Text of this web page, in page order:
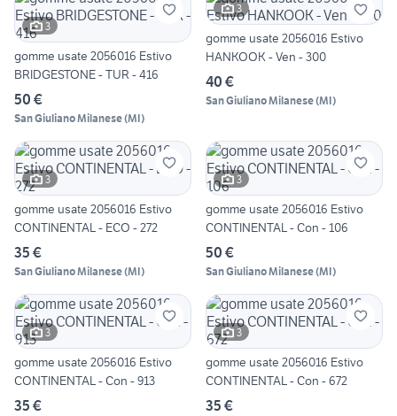
3
gomme usate 2056016 Estivo
BRIDGESTONE - TUR - 416
50 €
San Giuliano Milanese(MI)
3
gomme usate 2056016 Estivo
HANKOOK - Ven - 300
40 €
San Giuliano Milanese(MI)
3
gomme usate 2056016 Estivo
CONTINENTAL - ECO - 272
35 €
San Giuliano Milanese(MI)
3
gomme usate 2056016 Estivo
CONTINENTAL - Con - 106
50 €
San Giuliano Milanese(MI)
3
gomme usate 2056016 Estivo
CONTINENTAL - Con - 913
35 €
3
gomme usate 2056016 Estivo
CONTINENTAL - Con - 672
35 €